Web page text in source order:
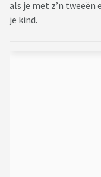
als je met z’n
je kind.